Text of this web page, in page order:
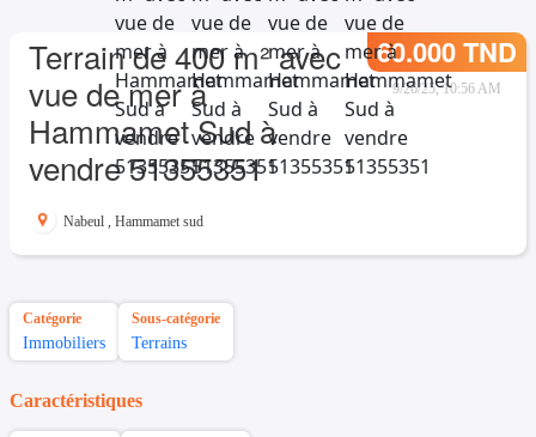
Terrain de 400 m² avec
vue de mer à
Hammamet Sud à
vendre 51355351
60.000 TND
9/26/25, 10:56 AM
Nabeul , Hammamet sud
Catégorie
Immobiliers
Sous-catégorie
Terrains
Caractéristiques